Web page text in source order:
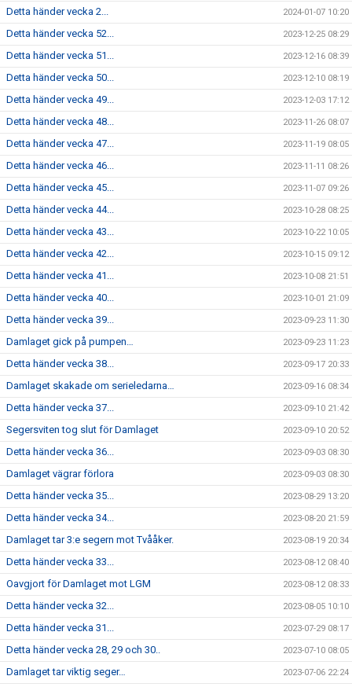
Detta händer vecka 2... 2024-01-07 10:20
Detta händer vecka 52... 2023-12-25 08:29
Detta händer vecka 51... 2023-12-16 08:39
Detta händer vecka 50... 2023-12-10 08:19
Detta händer vecka 49... 2023-12-03 17:12
Detta händer vecka 48... 2023-11-26 08:07
Detta händer vecka 47... 2023-11-19 08:05
Detta händer vecka 46... 2023-11-11 08:26
Detta händer vecka 45... 2023-11-07 09:26
Detta händer vecka 44... 2023-10-28 08:25
Detta händer vecka 43... 2023-10-22 10:05
Detta händer vecka 42... 2023-10-15 09:12
Detta händer vecka 41... 2023-10-08 21:51
Detta händer vecka 40... 2023-10-01 21:09
Detta händer vecka 39... 2023-09-23 11:30
Damlaget gick på pumpen… 2023-09-23 11:23
Detta händer vecka 38... 2023-09-17 20:33
Damlaget skakade om serieledarna… 2023-09-16 08:34
Detta händer vecka 37... 2023-09-10 21:42
Segersviten tog slut för Damlaget 2023-09-10 20:52
Detta händer vecka 36... 2023-09-03 08:30
Damlaget vägrar förlora 2023-09-03 08:30
Detta händer vecka 35... 2023-08-29 13:20
Detta händer vecka 34... 2023-08-20 21:59
Damlaget tar 3:e segern mot Tvååker. 2023-08-19 20:34
Detta händer vecka 33... 2023-08-12 08:40
Oavgjort för Damlaget mot LGM 2023-08-12 08:33
Detta händer vecka 32... 2023-08-05 10:10
Detta händer vecka 31... 2023-07-29 08:17
Detta händer vecka 28, 29 och 30.. 2023-07-10 08:05
Damlaget tar viktig seger… 2023-07-06 22:24